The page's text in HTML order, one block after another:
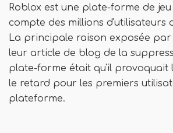
Roblox est une plate-forme de
compte des millions d'utilisateurs
La principale raison exposée par
leur article de blog de la
plate-forme était qu'il provoquait
le retard pour les premiers
plateforme.